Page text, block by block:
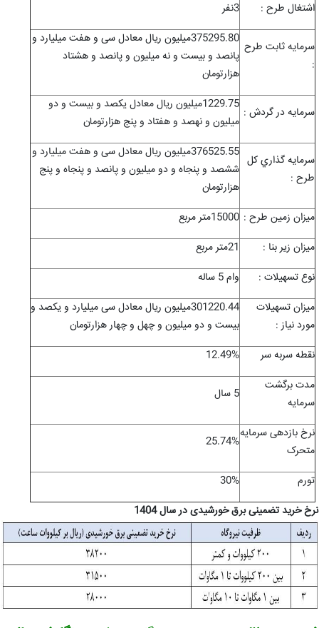
اشتغال طرح :
3نفر
سرمايه ثابت طرح
:
375295.80میلیون ریال معادل سی و هفت میلیارد و
پانصد و بیست و نه میلیون و پانصد و هشتاد
هزارتومان
سرمايه در گردش :
1229.75میلیون ریال معادل یکصد و بیست و دو
میلیون و نهصد و هفتاد و پنج هزارتومان
سرمايه گذاري کل
طرح :
376525.55میلیون ریال معادل سی و هفت میلیارد و
ششصد و پنجاه و دو میلیون و پانصد و پنجاه و پنج
هزارتومان
ميزان زمين طرح : 15000متر مربع
ميزان زیر بنا :
21متر مربع
نوع تسهيلات :
وام 5 ساله
ميزان تسهيلات
مورد نياز :
301220.44میلیون ریال معادل سی میلیارد و یکصد و
بیست و دو میلیون و چهل و چهار هزارتومان
نقطه سربه سر
12.49%
مدت برگشت
سرمایه
5 سال
نرخ بازدهی سرمایه
متحرک
25.74%
تورم
30%
نرخ خرید تضمینی برق خورشیدی در سال 1404